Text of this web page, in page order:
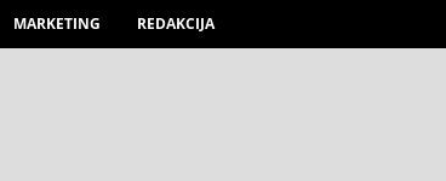
MARKETING REDAKCIJA